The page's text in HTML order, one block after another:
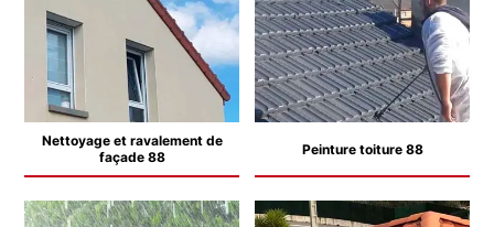
Nettoyage et ravalement de
façade 88
Peinture toiture 88